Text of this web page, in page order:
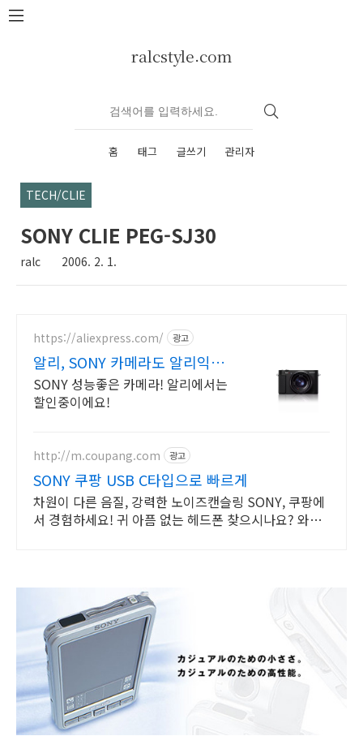
본문 바로가기
ralcstyle.com
홈 태그 글쓰기 관리자
TECH/CLIE
SONY CLIE PEG-SJ30
ralc 2006. 2. 1.
https://aliexpress.com/ 광고
알리, SONY 카메라도 알리익스
프레스
SONY 성능좋은 카메라! 알리에서는
할인중이에요!
http://m.coupang.com 광고
SONY 쿠팡 USB C타입으로 빠르게
차원이 다른 음질, 강력한 노이즈캔슬링 SONY, 쿠팡에
서 경험하세요! 귀 아픔 없는 헤드폰 찾으시나요? 와우